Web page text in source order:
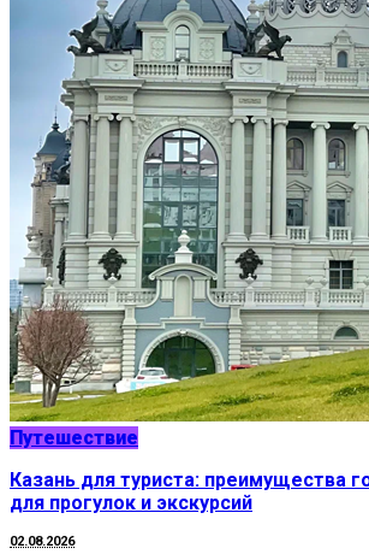
Путешествие
Казань для туриста: преимущества
для прогулок и экскурсий
02.08.2026